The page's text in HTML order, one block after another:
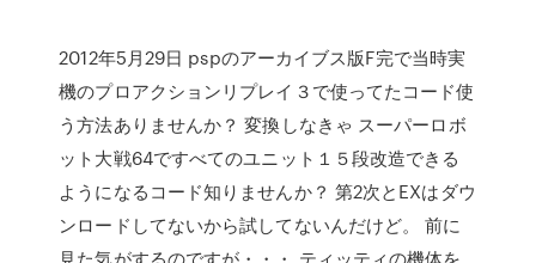
2012年5月29日 pspのアーカイブス版F完で当時実
機のプロアクションリプレイ３で使ってたコード使
う方法ありませんか？ 変換しなきゃ スーパーロボ
ット大戦64ですべてのユニット１５段改造できる
ようになるコード知りませんか？ 第2次とEXはダウ
ンロードしてないから試してないんだけど。 前に
見た気がするのですが・・・ ティッティの機体を